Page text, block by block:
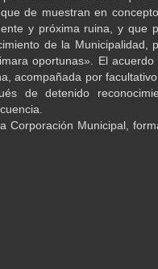
de muestran en
y próxima ruina, y que
de la Municipalidad,
oportunas». El acuerdo
acompañada por
de detenido
Corporación Municipal,